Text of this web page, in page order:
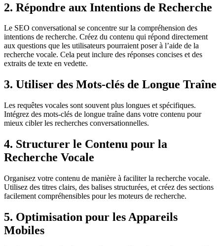
2. Répondre aux Intentions de Recherche
Le SEO conversational se concentre sur la compréhension des
intentions de recherche. Créez du contenu qui répond directement
aux questions que les utilisateurs pourraient poser à l’aide de la
recherche vocale. Cela peut inclure des réponses concises et des
extraits de texte en vedette.
3. Utiliser des Mots-clés de Longue Traîne
Les requêtes vocales sont souvent plus longues et spécifiques.
Intégrez des mots-clés de longue traîne dans votre contenu pour
mieux cibler les recherches conversationnelles.
4. Structurer le Contenu pour la
Recherche Vocale
Organisez votre contenu de manière à faciliter la recherche vocale.
Utilisez des titres clairs, des balises structurées, et créez des sections
facilement compréhensibles pour les moteurs de recherche.
5. Optimisation pour les Appareils
Mobiles